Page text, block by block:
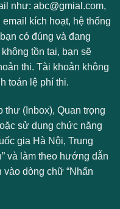
như: abc@gmial.com,
kích hoạt, hệ thống
có đúng và đang
tồn tại, bạn sẽ
thi. Tài khoản không
toán lệ phí thi.
thư (Inbox), Quan trọng
sử dụng chức năng
gia Hà Nội, Trung
và làm theo hướng dẫn
dòng chữ “Nhấn